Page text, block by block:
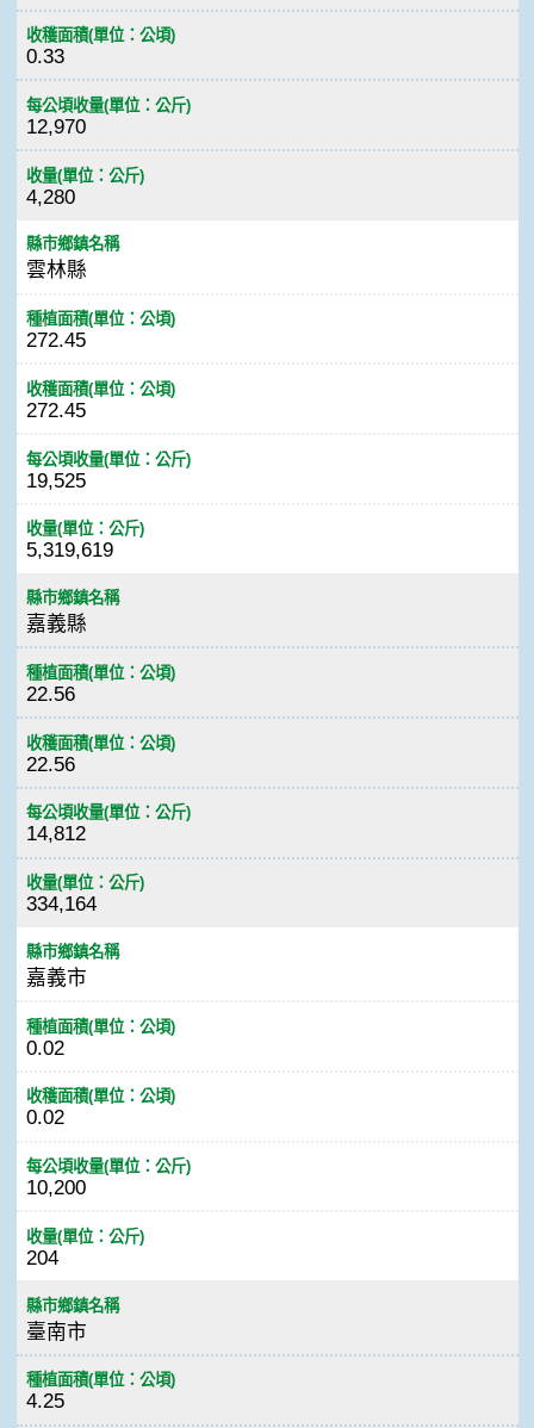
收穫面積(單位：公頃)
0.33
每公頃收量(單位：公斤)
12,970
收量(單位：公斤)
4,280
縣市鄉鎮名稱
雲林縣
種植面積(單位：公頃)
272.45
收穫面積(單位：公頃)
272.45
每公頃收量(單位：公斤)
19,525
收量(單位：公斤)
5,319,619
縣市鄉鎮名稱
嘉義縣
種植面積(單位：公頃)
22.56
收穫面積(單位：公頃)
22.56
每公頃收量(單位：公斤)
14,812
收量(單位：公斤)
334,164
縣市鄉鎮名稱
嘉義市
種植面積(單位：公頃)
0.02
收穫面積(單位：公頃)
0.02
每公頃收量(單位：公斤)
10,200
收量(單位：公斤)
204
縣市鄉鎮名稱
臺南市
種植面積(單位：公頃)
4.25